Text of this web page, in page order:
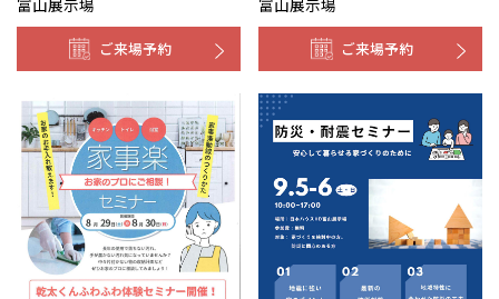
富山展示場
ご来場予約
富山展示場
ご来場予約